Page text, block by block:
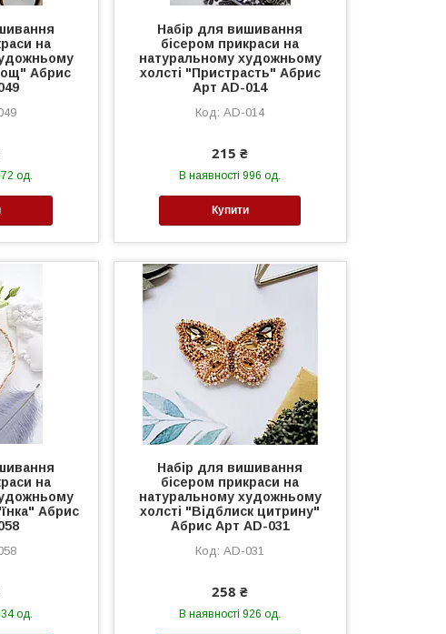
на
Абрис
од.
Набір для вишивання
бісером прикраси на
натуральному художньому
холсті "Пристрасть" Абрис
Арт AD-014
AD-014
215 ₴
В наявності 996 од.
Купити
на
Абрис
од.
Набір для вишивання
бісером прикраси на
натуральному художньому
холсті "Відблиск цитрину"
Абрис Арт AD-031
AD-031
258 ₴
В наявності 926 од.